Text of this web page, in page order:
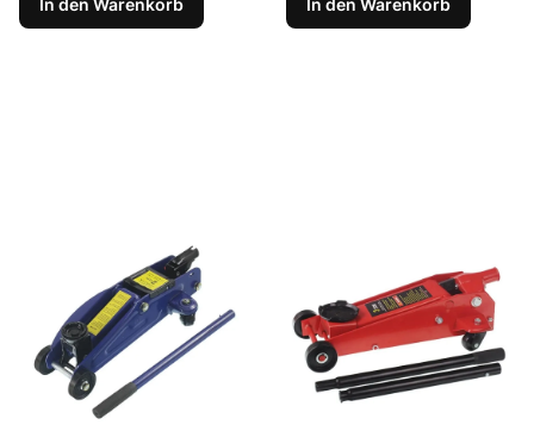
In den Warenkorb In den Warenkorb